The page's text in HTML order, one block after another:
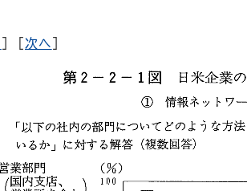
] [次へ